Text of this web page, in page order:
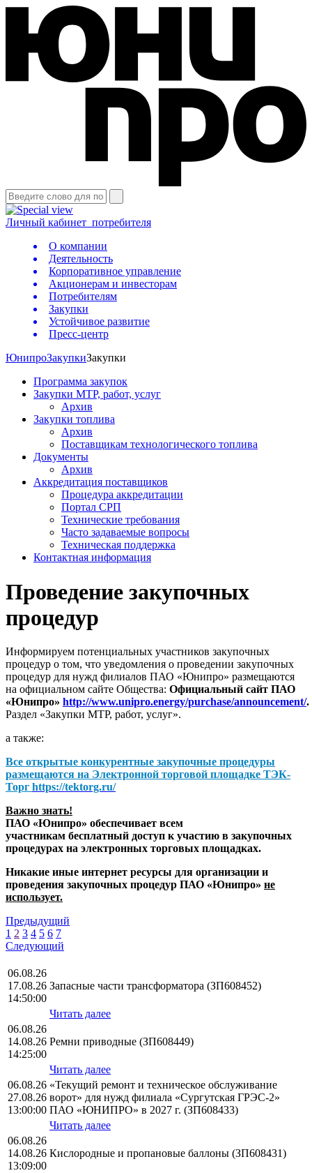
Личный кабинет потребителя
О компании
Деятельность
Корпоративное управление
Акционерам и инвесторам
Потребителям
Закупки
Устойчивое развитие
Пресс-центр
ЮнипроЗакупкиЗакупки
Программа закупок
Закупки МТР, работ, услуг
Архив
Закупки топлива
Архив
Поставщикам технологического топлива
Документы
Архив
Аккредитация поставщиков
Процедура аккредитации
Портал СРП
Технические требования
Часто задаваемые вопросы
Техническая поддержка
Контактная информация
Проведение закупочных
процедур
Информируем потенциальных участников закупочных
процедур о том, что уведомления о проведении закупочных
процедур для нужд филиалов ПАО «Юнипро» размещаются
на официальном сайте Общества: Официальный сайт ПАО
«Юнипро» http://www.unipro.energy/purchase/announcement/.
Раздел «Закупки МТР, работ, услуг».
а также:
Все открытые конкурентные закупочные процедуры
размещаются на Электронной торговой площадке ТЭК-
Торг https://tektorg.ru/
Важно знать!
ПАО «Юнипро» обеспечивает всем
участникам бесплатный доступ к участию в закупочных
процедурах на электронных торговых площадках.
Никакие иные интернет ресурсы для организации и
проведения закупочных процедур ПАО «Юнипро» не
использует.
Предыдущий
1 2 3 4 5 6 7
Следующий
06.08.26
17.08.26
14:50:00
Запасные части трансформатора (ЗП608452)
Читать далее
06.08.26
14.08.26
14:25:00
Ремни приводные (ЗП608449)
Читать далее
06.08.26
27.08.26
13:00:00
«Текущий ремонт и техническое обслуживание
ворот» для нужд филиала «Сургутская ГРЭС-2»
ПАО «ЮНИПРО» в 2027 г. (ЗП608433)
Читать далее
06.08.26
14.08.26
13:09:00
Кислородные и пропановые баллоны (ЗП608431)